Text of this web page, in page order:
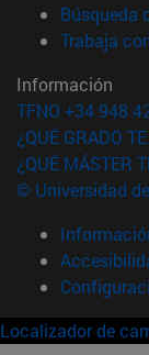
Búsqueda
Trabaja
Información
TFNO +34 948
¿QUÉ GRADO
¿QUÉ MÁSTER
© Universidad
Localizador de